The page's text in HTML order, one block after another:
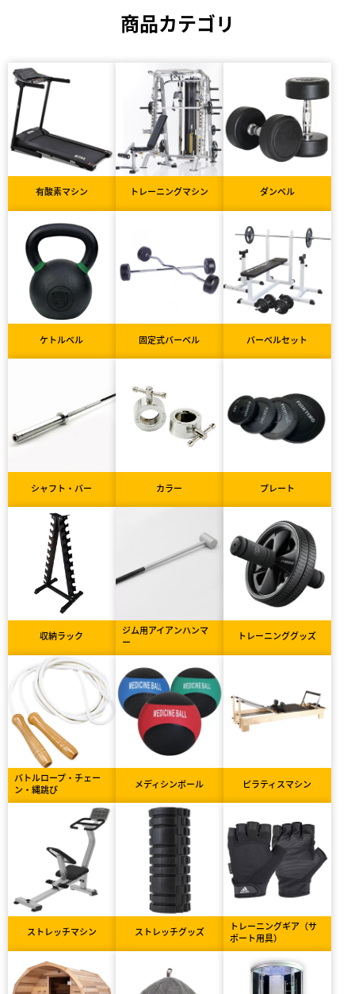
商品カテゴリ
有酸素マシン トレーニングマシン ダンベル
ケトルベル 固定式バーベル バーベルセット
シャフト・バー カラー プレート
収納ラック
ジム用アイアンハンマ
ー
トレーニンググッズ
バトルロープ・チェー
ン・縄跳び
メディシンボール ピラティスマシン
ストレッチマシン ストレッチグッズ
トレーニングギア（サ
ポート用具）